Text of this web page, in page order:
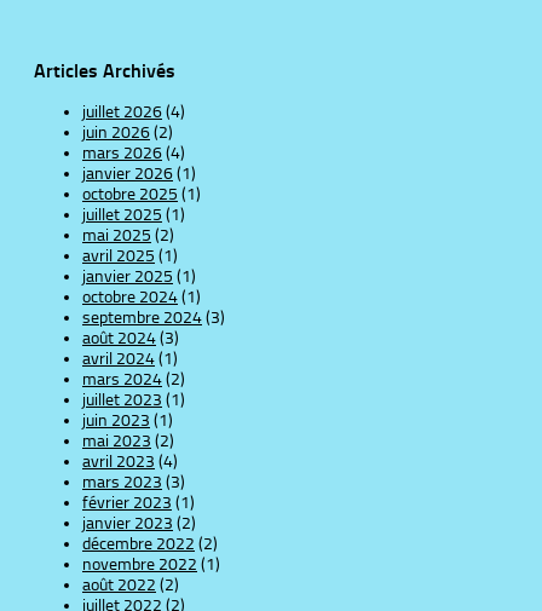
Articles Archivés
juillet 2026(4)
juin 2026(2)
mars 2026(4)
janvier 2026(1)
octobre 2025 (1)
juillet 2025 (1)
mai 2025 (2)
avril 2025 (1)
janvier 2025 (1)
octobre 2024(1)
septembre 2024(3)
août 2024(3)
avril 2024(1)
mars 2024(2)
juillet 2023 (1)
juin 2023 (1)
mai 2023 (2)
avril 2023 (4)
mars 2023 (3)
février 2023 (1)
janvier 2023 (2)
décembre 2022 (2)
novembre 2022 (1)
août 2022 (2)
juillet 2022 (2)